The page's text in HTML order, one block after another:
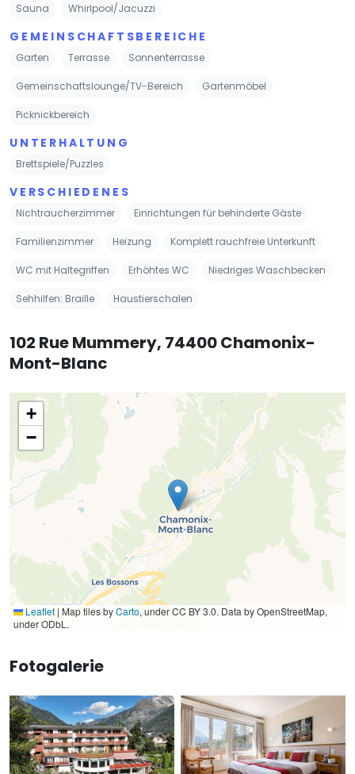
Sauna Whirlpool/Jacuzzi
GEMEINSCHAFTSBEREICHE
Garten Terrasse Sonnenterrasse
Gemeinschaftslounge/TV-Bereich Gartenmöbel
Picknickbereich
UNTERHALTUNG
Brettspiele/Puzzles
VERSCHIEDENES
Nichtraucherzimmer Einrichtungen für behinderte Gäste
Familienzimmer Heizung Komplett rauchfreie Unterkunft
WC mit Haltegriffen Erhöhtes WC Niedriges Waschbecken
Sehhilfen: Braille Haustierschalen
102 Rue Mummery, 74400 Chamonix-
Mont-Blanc
+
−
Leaflet | Map tiles byCarto, under CC BY 3.0. Data by OpenStreetMap,
under ODbL.
Fotogalerie